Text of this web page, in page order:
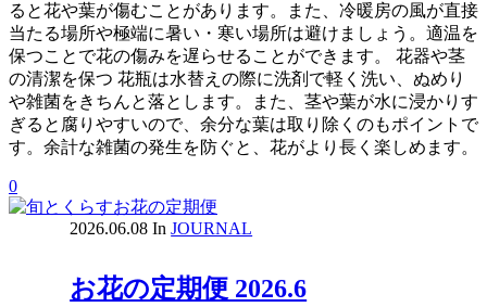
ると花や葉が傷むことがあります。また、冷暖房の風が直接
当たる場所や極端に暑い・寒い場所は避けましょう。適温を
保つことで花の傷みを遅らせることができます。 花器や茎
の清潔を保つ 花瓶は水替えの際に洗剤で軽く洗い、ぬめり
や雑菌をきちんと落とします。また、茎や葉が水に浸かりす
ぎると腐りやすいので、余分な葉は取り除くのもポイントで
す。余計な雑菌の発生を防ぐと、花がより長く楽しめます。
0
2026.06.08 In JOURNAL
お花の定期便 2026.6